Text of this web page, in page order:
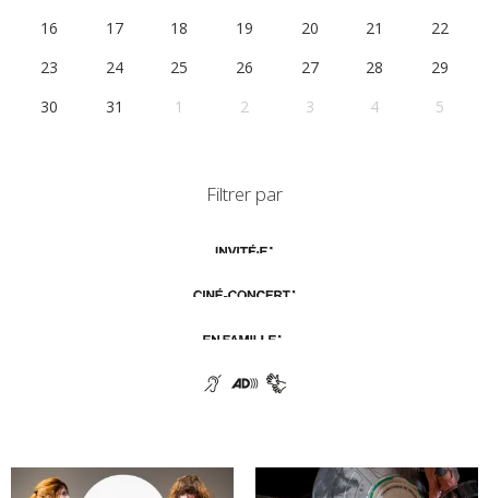
16
17 18 19 20 21
22
23
24 25 26 27 28
29
30
31 1 2 3 4 5
Filtrer par